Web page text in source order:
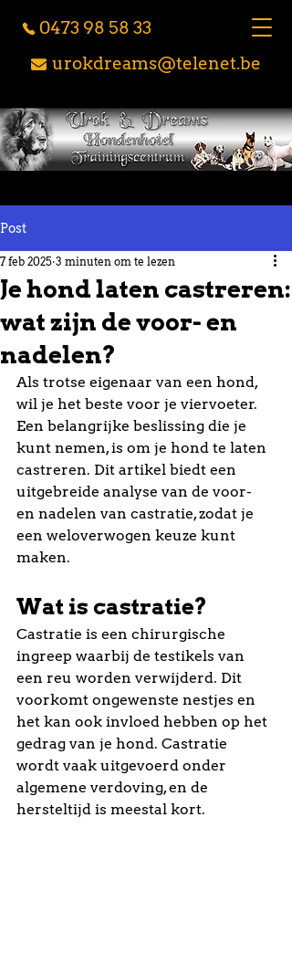
0473 98 58 33
urokdreams@telenet.be
Post
Je hond laten castreren:
wat zijn de voor- en
nadelen?
7 feb 2025 3 minuten om te lezen
Als trotse eigenaar van een hond,
wil je het beste voor je viervoeter.
Een belangrijke beslissing die je
kunt nemen, is om je hond te laten
castreren. Dit artikel biedt een
uitgebreide analyse van de voor-
en nadelen van castratie, zodat je
een weloverwogen keuze kunt
maken.
Wat is castratie?
Castratie is een chirurgische
ingreep waarbij de testikels van
een reu worden verwijderd. Dit
voorkomt ongewenste nestjes en
het kan ook invloed hebben op het
gedrag van je hond. Castratie
wordt vaak uitgevoerd onder
algemene verdoving, en de
hersteltijd is meestal kort.